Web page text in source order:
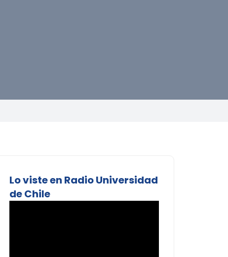
Lo viste en Radio Universidad
de Chile